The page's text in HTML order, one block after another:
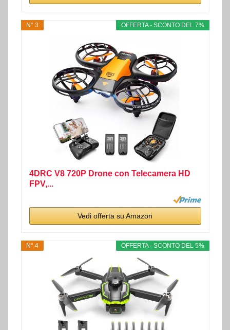
OFFERTA - SCONTO DEL 7%
N° 3
4DRC V8 720P Drone con Telecamera HD
FPV,...
Vedi offerta su Amazon
OFFERTA - SCONTO DEL 5%
N° 4